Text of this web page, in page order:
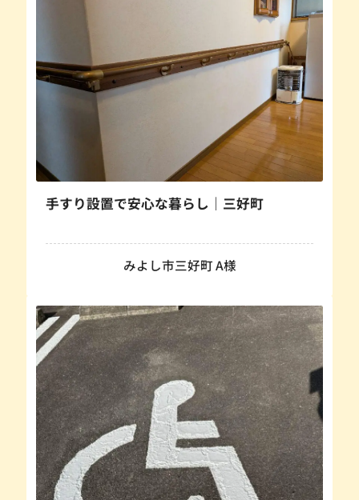
手すり設置で安心な暮らし｜三好町
みよし市三好町 A様